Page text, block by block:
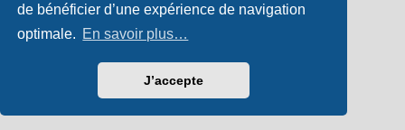
de bénéficier d’une expérience de navigation
optimale. En savoir plus…
J’accepte